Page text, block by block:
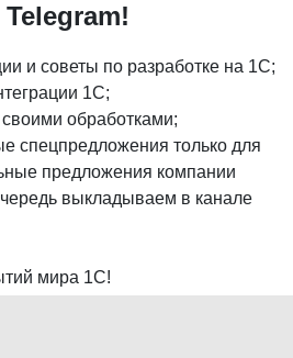
и советы по разработке на 1С;
1С;
обработками;
спецпредложения только для
предложения компании
выкладываем в канале
мира 1С!